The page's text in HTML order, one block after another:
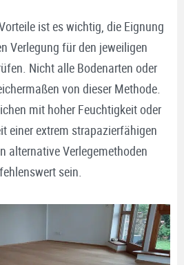
ist es wichtig, die Eignung
Verlegung für den jeweiligen
Nicht alle Bodenarten oder
von dieser Methode.
mit hoher Feuchtigkeit oder
einer extrem strapazierfähigen
alternative Verlegemethoden
sein.